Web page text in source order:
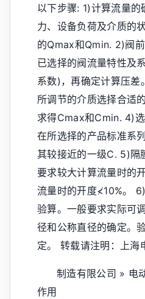
以下步骤: 1)计算流量
力、设备负荷及介质的
的Qmax和Qmin. 2)阀
已选择的阀流量特性及
系数)，再确定计算压
所调节的介质选择合适
求得Cmax和Cmin. 4)
在所选择的产品标准系
其较接近的一级C. 5)隔
要求较大计算流量时的
流量时的开度≮10%。
验算。一般要求实际可
径和公称直径的确定。
定。 转载请注明：上海
制造有限公司 » 电
作用